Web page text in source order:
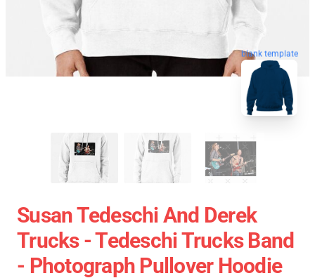
blank template
Susan Tedeschi And Derek
Trucks - Tedeschi Trucks Band
- Photograph Pullover Hoodie